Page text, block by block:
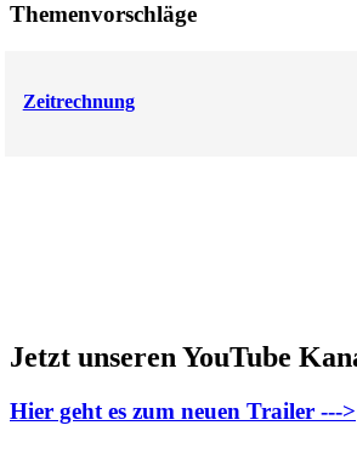
Themenvorschläge
Zeitrechnung
Jetzt unseren YouTube
Hier geht es zum neuen Trailer --->